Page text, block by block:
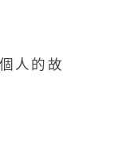
人的故